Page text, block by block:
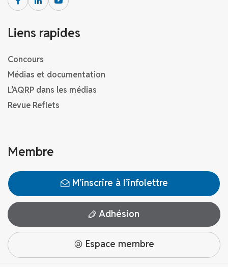
Liens rapides
Concours
Médias et documentation
L’AQRP dans les médias
Revue Reflets
Membre
M’inscrire à l’infolettre
Adhésion
Espace membre